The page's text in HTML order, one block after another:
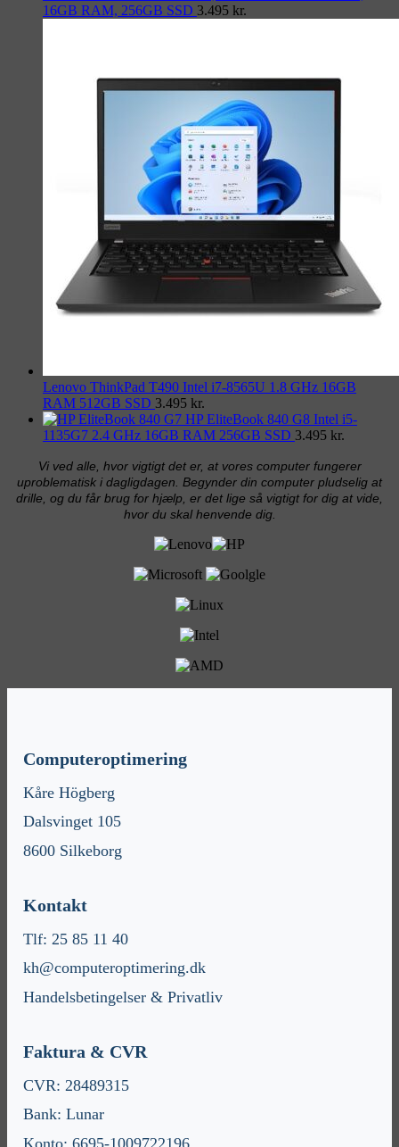
16GB RAM, 256GB SSD 3.495 kr.
Lenovo ThinkPad T490 Intel i7-8565U 1.8 GHz 16GB
RAM 512GB SSD 3.495 kr.
HP EliteBook 840 G8 Intel i5-
1135G7 2.4 GHz 16GB RAM 256GB SSD 3.495 kr.
Vi ved alle, hvor vigtigt det er, at vores computer fungerer
uproblematisk i dagligdagen. Begynder din computer pludselig at
drille, og du får brug for hjælp, er det lige så vigtigt for dig at vide,
hvor du skal henvende dig.
Computeroptimering
Kåre Högberg
Dalsvinget 105
8600 Silkeborg
Kontakt
Tlf: 25 85 11 40
kh@computeroptimering.dk
Handelsbetingelser & Privatliv
Faktura & CVR
CVR: 28489315
Bank: Lunar
Konto: 6695-1009722196